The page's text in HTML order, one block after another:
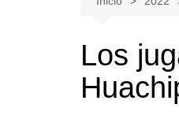
Tenis
Boxeo
Los